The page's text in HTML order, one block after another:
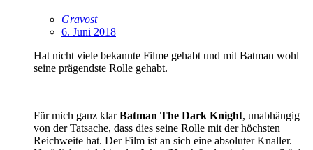
Gravost
6. Juni 2018
Hat nicht viele bekannte Filme gehabt und mit Batman wohl
seine prägendste Rolle gehabt.
Für mich ganz klarBatman The Dark Knight, unabhängig
von der Tatsache, dass dies seine Rolle mit der höchsten
Reichweite hat. Der Film ist an sich eine absoluter Knaller.